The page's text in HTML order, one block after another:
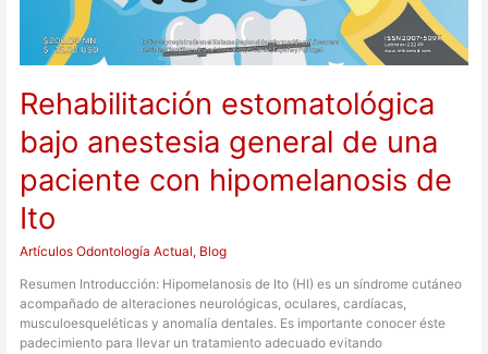
Rehabilitación estomatológica
bajo anestesia general de una
paciente con hipomelanosis de
Ito
Artículos Odontología Actual, Blog
Resumen Introducción: Hipomelanosis de Ito (HI) es un síndrome cutáneo
acompañado de alteraciones neurológicas, oculares, cardíacas,
musculoesqueléticas y anomalía dentales. Es importante conocer éste
padecimiento para llevar un tratamiento adecuado evitando